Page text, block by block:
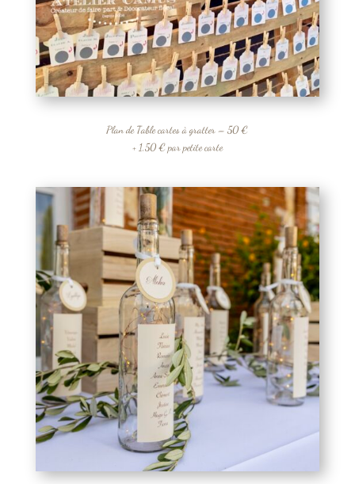
Plan de Table cartes à gratter – 50 €
+ 1,50 € par petite carte